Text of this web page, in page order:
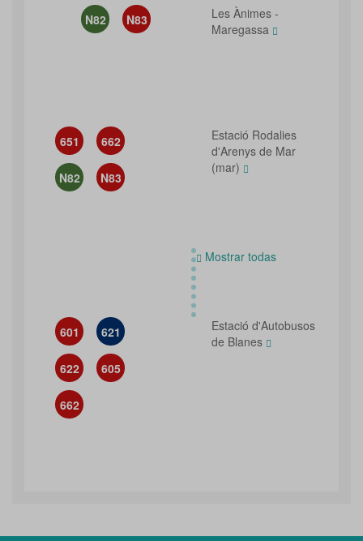
N82 N83
Les Ànimes -
Maregassa
651 662
N82 N83
Estació Rodalies
d'Arenys de Mar
(mar)
Mostrar todas
601 621
622 605
662
Estació d'Autobusos
de Blanes